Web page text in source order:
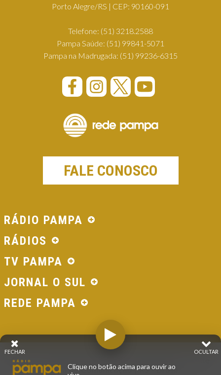
Porto Alegre/RS | CEP: 90160-091
Telefone: (51) 3218.2588
Pampa Saúde: (51) 99841-5071
Pampa na Madrugada: (51) 99236-6315
FALE CONOSCO
RÁDIO PAMPA
RÁDIOS
TV PAMPA
JORNAL O SUL
REDE PAMPA
© 2026 - Direitos Reservados - Rádio Pampa - Rede
Pampa de Comunicação | RS - Brasil.
OCULTAR
FECHAR
Clique no botão acima para ouvir ao